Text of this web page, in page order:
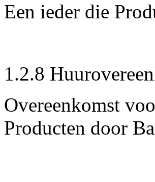
Een ieder die
1.2.8
Overeenkomst
Producten door